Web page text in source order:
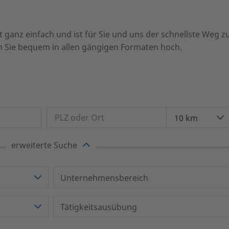
einfach und ist für Sie und uns der schnellste Weg
bequem in allen gängigen Formaten hoch.
10 km
erweiterte Suche
Unternehmensbereich
Tätigkeitsausübung